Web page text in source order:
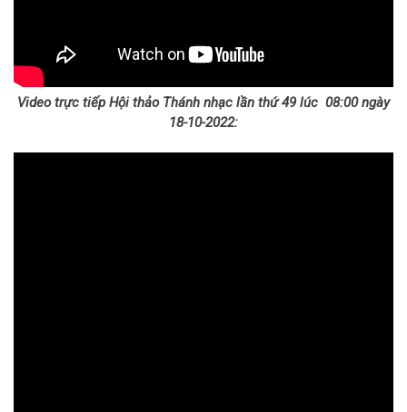
Video trực tiếp Hội thảo Thánh nhạc lần thứ 49 lúc 08:00 ngày
18-10-2022: